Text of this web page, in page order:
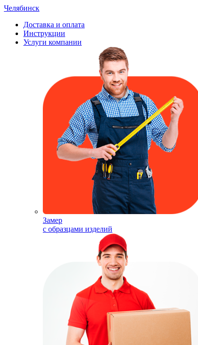
Челябинск
Доставка и оплата
Инструкции
Услуги компании
Замер
с образцами изделий